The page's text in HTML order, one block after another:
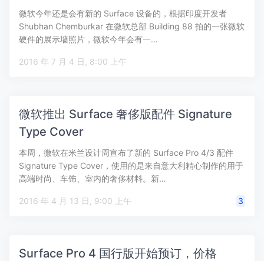
微软今年还是会有新的 Surface 设备的，根据印度开发者
Shubhan Chemburkar 在微软总部 Building 88 拍的一张微软
硬件的展示墙照片，微软今年会有一…
2016 年 7 月 4 日, 8:00 上午
微软推出 Surface 奢侈版配件 Signature
Type Cover
本周，微软在米兰设计周宣布了新的 Surface Pro 4/3 配件
Signature Type Cover，使用的是来自意大利精心制作的用于
高端时尚、车饰、室内的奢侈材料。新…
2016 年 4 月 13 日, 9:00 上午 3
Surface Pro 4 国行版开始预订，价格